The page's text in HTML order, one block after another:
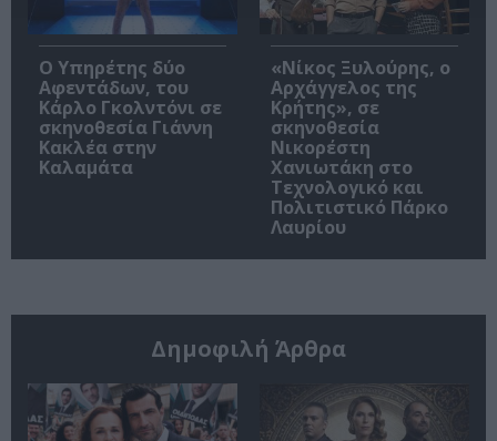
Ο Υπηρέτης δύο
Αφεντάδων, του
Κάρλο Γκολντόνι σε
σκηνοθεσία Γιάννη
Κακλέα στην
Καλαμάτα
«Νίκος Ξυλούρης, ο
Αρχάγγελος της
Κρήτης», σε
σκηνοθεσία
Νικορέστη
Χανιωτάκη στο
Τεχνολογικό και
Πολιτιστικό Πάρκο
Λαυρίου
Δημοφιλή Άρθρα